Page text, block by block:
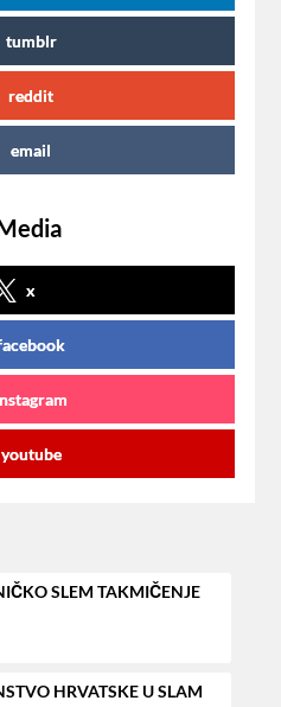
tumblr
reddit
email
x
youtube
SLEM TAKMIČENJE
HRVATSKE U SLAM